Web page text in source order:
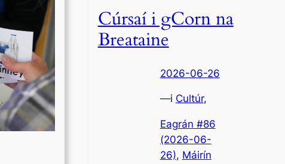
Cúrsaí i gCorn na
Breataine
2026-06-26
—i Cultúr,
Eagrán #86
(2026-06-
26), Máirín